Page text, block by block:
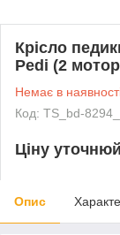
Крісло
Pedi (2
Немає в
Код: TS_bd-
Ціну
Опис